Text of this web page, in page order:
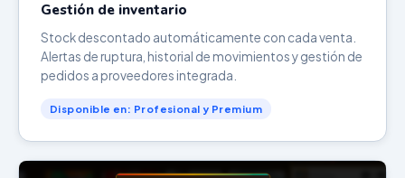
Gestión de inventario
Stock descontado automáticamente con cada venta.
Alertas de ruptura, historial de movimientos y gestión de
pedidos a proveedores integrada.
Disponible en: Profesional y Premium